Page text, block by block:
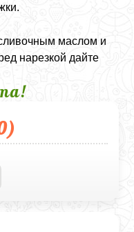
маслом и
нарезкой дайте
)